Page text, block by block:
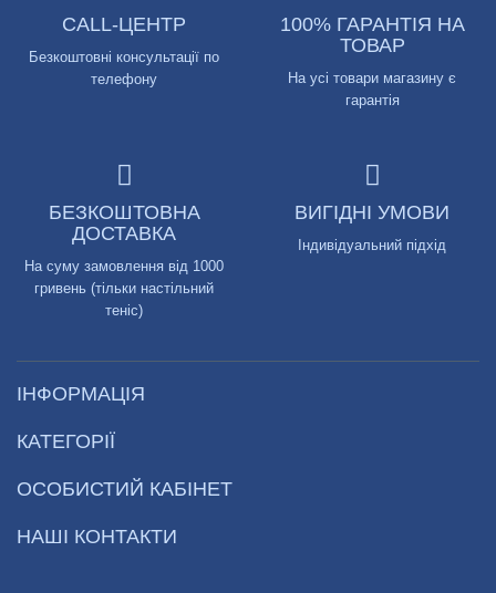
CALL-ЦЕНТР
Безкоштовні консультації по
телефону
100% ГАРАНТІЯ НА
ТОВАР
На усі товари магазину є
гарантія
БЕЗКОШТОВНА
ДОСТАВКА
На суму замовлення від 1000
гривень (тільки настільний
теніс)
ВИГІДНІ УМОВИ
Індивідуальний підхід
ІНФОРМАЦІЯ
КАТЕГОРІЇ
ОСОБИСТИЙ КАБІНЕТ
НАШІ КОНТАКТИ